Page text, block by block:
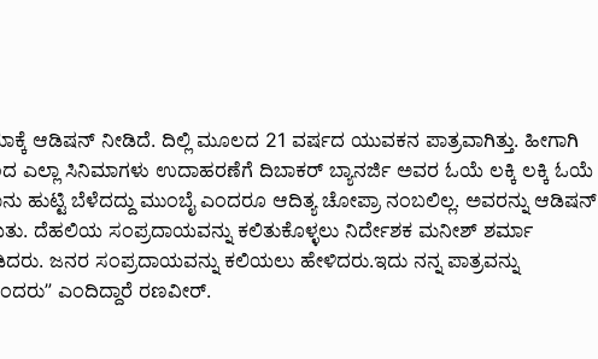
ಆಡಿಷನ್ ನೀಡಿದೆ. ದಿಲ್ಲಿ ಮೂಲದ 21 ವರ್ಷದ ಯುವಕನ ಪಾತ್ರವಾಗಿತ್ತು. ಹೀಗಾಗಿ
ಎಲ್ಲಾ ಸಿನಿಮಾಗಳು ಉದಾಹರಣೆಗೆ ದಿಬಾಕರ್ ಬ್ಯಾನರ್ಜಿ ಅವರ ಓಯೆ ಲಕ್ಕಿ ಲಕ್ಕಿ ಓಯೆ
ಹುಟ್ಟಿ ಬೆಳೆದದ್ದು ಮುಂಬೈ ಎಂದರೂ ಆದಿತ್ಯ ಚೋಪ್ರಾ ನಂಬಲಿಲ್ಲ. ಅವರನ್ನು ಆಡಿಷನ್
ದೆಹಲಿಯ ಸಂಪ್ರದಾಯವನ್ನು ಕಲಿತುಕೊಳ್ಳಲು ನಿರ್ದೇಶಕ ಮನೀಶ್ ಶರ್ಮಾ
ಜನರ ಸಂಪ್ರದಾಯವನ್ನು ಕಲಿಯಲು ಹೇಳಿದರು.ಇದು ನನ್ನ ಪಾತ್ರವನ್ನು
ಎಂದಿದ್ದಾರೆ ರಣವೀರ್.